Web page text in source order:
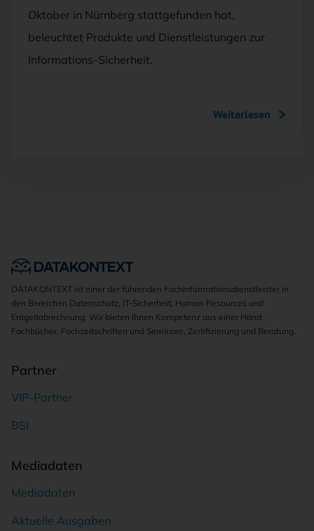
Oktober in Nürnberg stattgefunden hat,
beleuchtet Produkte und Dienstleistungen zur
Informations-Sicherheit.
Weiterlesen
DATAKONTEXT ist einer der führenden Fachinformationsdienstleister in
den Bereichen Datenschutz, IT-Sicherheit, Human Resources und
Entgeltabrechnung. Wir bieten Ihnen Kompetenz aus einer Hand:
Fachbücher, Fachzeitschriften und Seminare, Zertifizierung und Beratung.
Partner
VIP-Partner
BSI
Mediadaten
Mediadaten
Aktuelle Ausgaben